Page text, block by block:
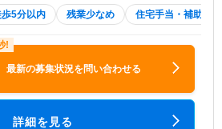
5分以内 残業少なめ 住宅手当・補助
最新の募集状況を問い合わせる
詳細を見る